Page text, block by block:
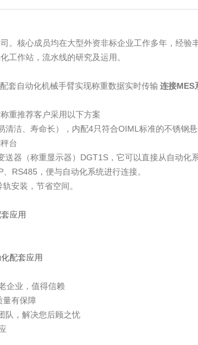
。核心成员均在大型外资非标企业工作多年，经验
工作站，流水线的研究及运用。
套自动化机械手臂实现称重数据实时传输 连接MES
重推荐客户采用以下方案
清洁、寿命长），内配4只符合OIML标准的不锈钢
台
送器（称重显示器）DGT1S，它可以直接从自动化
RS485，便与自动化系统进行连接。
安装，节省空间。
企业，值得信赖
量有保障
队，解决您后顾之忧